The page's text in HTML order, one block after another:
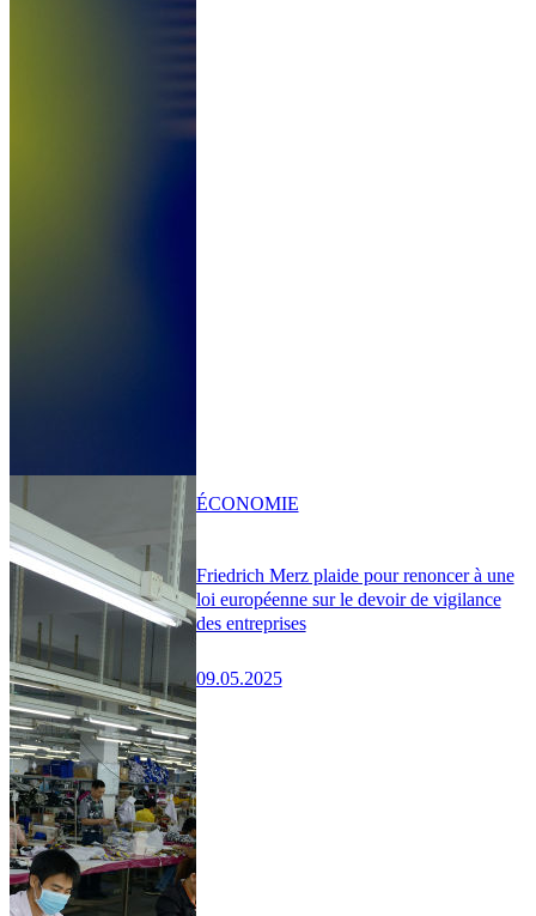
Friedrich Merz plaide pour renoncer à une
loi européenne sur le devoir de vigilance
des entreprises
09.05.2025
ÉCONOMIE